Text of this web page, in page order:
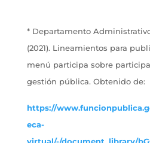
* Departamento
(2021). Lineamientos para
menú participa sobre
gestión pública. Obtenido de:
https://
eca-